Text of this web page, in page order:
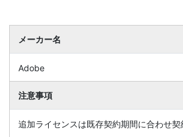
メーカー名
Adobe
注意事項
追加ライセンスは既存契約期間に合わせ